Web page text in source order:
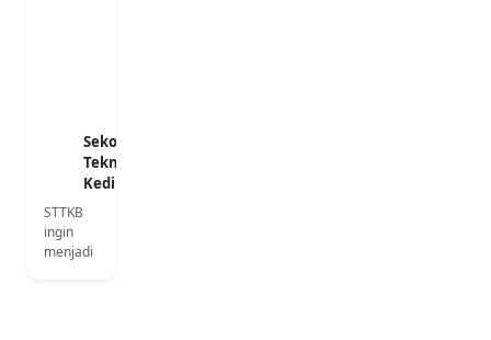
Sekolah Tinggi
Teknologi
Kedirgantaraan
STTKB
ingin
menjadi